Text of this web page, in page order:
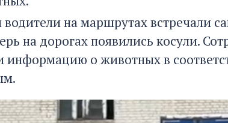
на маршрутах встречали
на дорогах появились косули.
информацию о животных в